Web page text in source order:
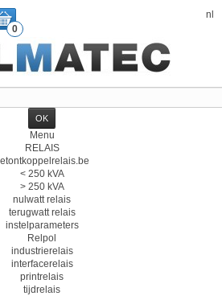
nl
0
Menu
RELAIS
< 250 kVA
> 250 kVA
nulwatt relais
terugwatt relais
instelparameters
Relpol
industrierelais
interfacerelais
printrelais
tijdrelais